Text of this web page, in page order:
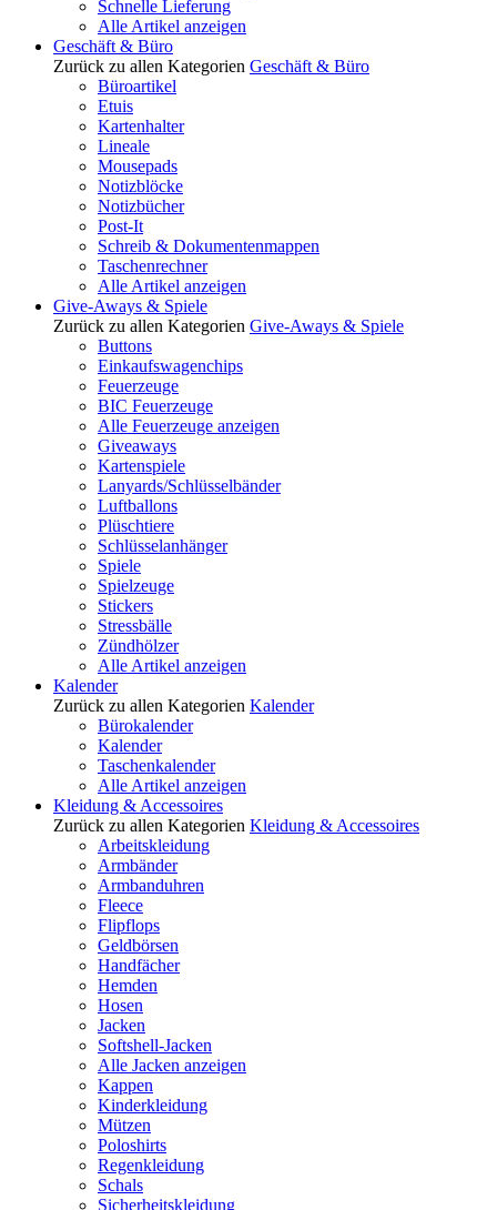
Schnelle Lieferung
Alle Artikel anzeigen
Geschäft & Büro
Zurück zu allen Kategorien Geschäft & Büro
Büroartikel
Etuis
Kartenhalter
Lineale
Mousepads
Notizblöcke
Notizbücher
Post-It
Schreib & Dokumentenmappen
Taschenrechner
Alle Artikel anzeigen
Give-Aways & Spiele
Zurück zu allen Kategorien Give-Aways & Spiele
Buttons
Einkaufswagenchips
Feuerzeuge
BIC Feuerzeuge
Alle Feuerzeuge anzeigen
Giveaways
Kartenspiele
Lanyards/Schlüsselbänder
Luftballons
Plüschtiere
Schlüsselanhänger
Spiele
Spielzeuge
Stickers
Stressbälle
Zündhölzer
Alle Artikel anzeigen
Kalender
Zurück zu allen Kategorien Kalender
Bürokalender
Kalender
Taschenkalender
Alle Artikel anzeigen
Kleidung & Accessoires
Zurück zu allen Kategorien Kleidung & Accessoires
Arbeitskleidung
Armbänder
Armbanduhren
Fleece
Flipflops
Geldbörsen
Handfächer
Hemden
Hosen
Jacken
Softshell-Jacken
Alle Jacken anzeigen
Kappen
Kinderkleidung
Mützen
Poloshirts
Regenkleidung
Schals
Sicherheitskleidung